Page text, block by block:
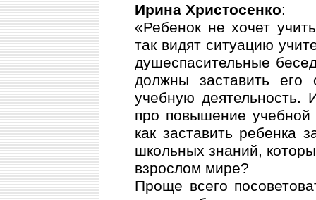
Ирина Христосенко:
«Ребенок не хочет
так видят ситуацию
душеспасительные
должны заставить его
учебную
про повышение учебной
как заставить ребенка
школьных знаний,
взрослом мире?
Проще всего